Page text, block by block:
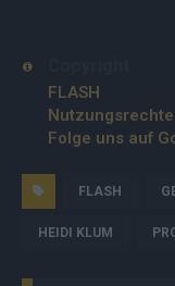
FLASH
Folge uns auf
FLASH
HEIDI KLUM